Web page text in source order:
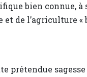
bien connue,
et de l’agriculture
prétendue